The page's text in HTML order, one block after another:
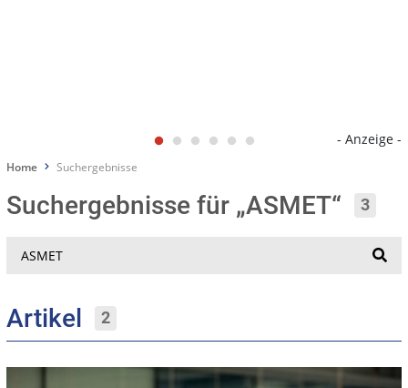
- Anzeige -
Home Suchergebnisse
Suchergebnisse für „ASMET“ 3
Artikel 2